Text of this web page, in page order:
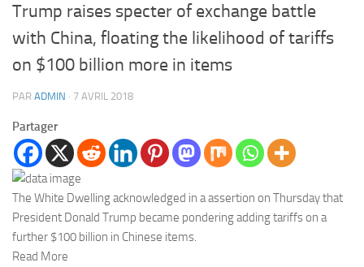
Trump raises specter of exchange battle
with China, floating the likelihood of tariffs
on $100 billion more in items
PAR ADMIN · 7 AVRIL 2018
Partager
The White Dwelling acknowledged in a assertion on Thursday that
President Donald Trump became pondering adding tariffs on a
further $100 billion in Chinese items.
Read More